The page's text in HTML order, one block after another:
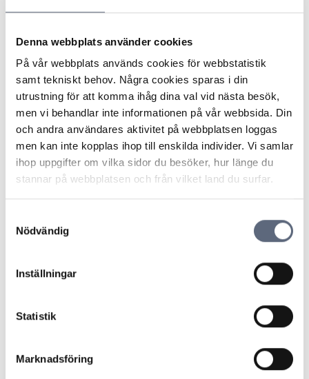
Denna webbplats använder cookies
På vår webbplats används cookies för webbstatistik
samt tekniskt behov. Några cookies sparas i din
utrustning för att komma ihåg dina val vid nästa besök,
men vi behandlar inte informationen på vår webbsida. Din
och andra användares aktivitet på webbplatsen loggas
men kan inte kopplas ihop till enskilda individer. Vi samlar
ihop uppgifter om vilka sidor du besöker, hur länge du
stannar på webbplatsen och från vilket land du surfar.
Nödvändig
Inställningar
Statistik
Marknadsföring
världen för det fall att en kund ska resa utomlands.
att informera sig om gällande priser men hävdade att
det inte var möjligt att inhämta korrekt information om
dessa priser. Konsumenten hade ingen inspelning från
samtalen med bolaget avseende priser men kunde i
avskrift redovisa hur bolagets kundtjänst även ett år
senare lämnat exakt samma felaktiga prisinformation
som de lämnat till honom före resan.
Nämnden konstaterade att det av allmänna rättsliga
principer följer att den som påstår att ett visst
konsumentens samtal med bolagets kundtjänst.
Informationen som lämnades vid det tillfället stämde
sig ha fått då han kontaktade bolaget första gången.
debiteringen inte skett i överensstämmelse med
bolagets prisinformation och biföll konsumentens